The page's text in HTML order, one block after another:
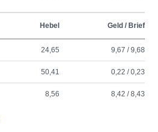
Hebel Geld / Brief
24,65 9,67 / 9,68
50,41 0,22 / 0,23
8,56 8,42 / 8,43